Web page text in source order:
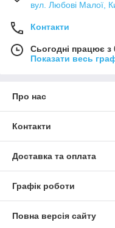
вул. Любові Малої,
Контакти
Сьогодні працює з
Показати весь
Про нас
Контакти
Доставка та оплата
Графік роботи
Повна версія сайту